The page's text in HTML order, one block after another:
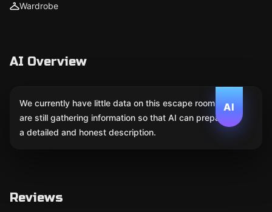
Wardrobe
AI Overview
AI
We currently have little data on this escape room. We
are still gathering information so that AI can prepare
a detailed and honest description.
Reviews